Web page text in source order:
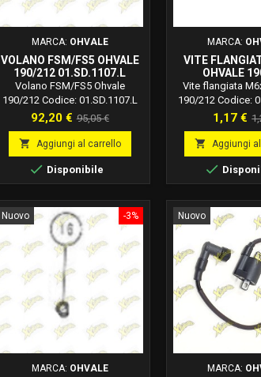
MARCA: OHVALE
VOLANO FSM/FS5 OHVALE
190/212 01.SD.1107.L
Volano FSM/FS5 Ohvale
190/212 Codice: 01.SD.1107.L
Prezzo
92,20 € Prezzo
base
95,05 €
 Aggiungi al carrello
 Disponibile
MARCA:
VITE
OHVALE
Vite flangiata
190/212 Codice:
Prezzo
1,17 €
 Aggiungi

-3%
Nuovo
MARCA: OHVALE
Nuovo
MARCA: